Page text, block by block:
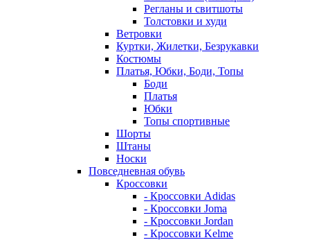
Регланы и свитшоты
Толстовки и худи
Ветровки
Куртки, Жилетки, Безрукавки
Костюмы
Платья, Юбки, Боди, Топы
Боди
Платья
Юбки
Топы спортивные
Шорты
Штаны
Носки
Повседневная обувь
Кроссовки
- Кроссовки Adidas
- Кроссовки Joma
- Кроссовки Jordan
- Кроссовки Kelme